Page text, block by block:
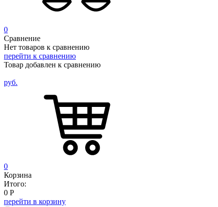
0
Сравнение
Нет товаров к сравнению
перейти к сравнению
Товар добавлен к сравнению
руб.
0
Корзина
Итого:
0 Р
перейти в корзину